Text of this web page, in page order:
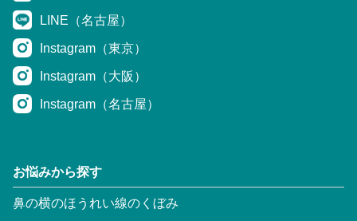
LINE（名古屋）
Instagram（東京）
Instagram（大阪）
Instagram（名古屋）
お悩みから探す
鼻の横のほうれい線のくぼみ